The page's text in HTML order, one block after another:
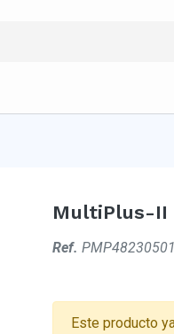
MultiPlus-II
Ref.
Este producto